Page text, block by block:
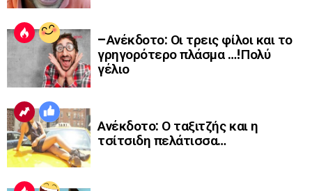
–Ανέκδοτο: Οι τρεις φίλοι και το
γρηγορότερο πλάσμα …!Πολύ
γέλιο
Ανέκδοτο: Ο ταξιτζής και η
τσίτσιδη πελάτισσα…